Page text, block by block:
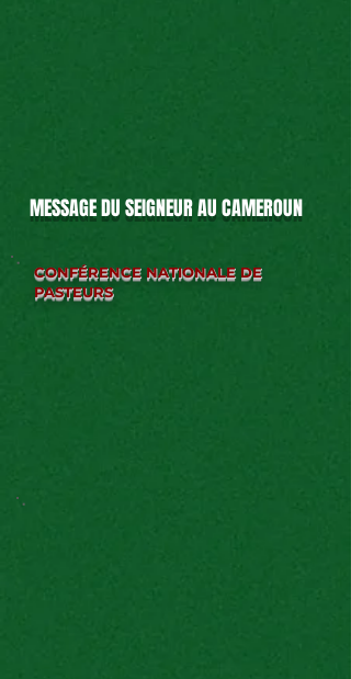
MESSAGE DU SEIGNEUR AU CAMEROUN
CONFÉRENCE NATIONALE DE
PASTEURS